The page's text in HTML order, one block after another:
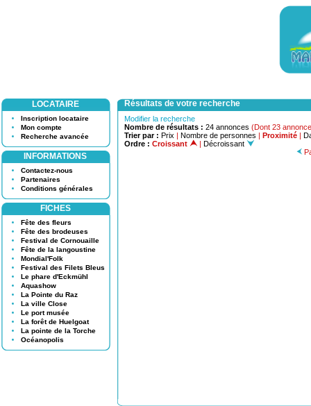
LOCATAIRE
Inscription locataire
Mon compte
Recherche avancée
INFORMATIONS
Contactez-nous
Partenaires
Conditions générales
FICHES
Fête des fleurs
Fête des brodeuses
Festival de Cornouaille
Fête de la langoustine
Mondial'Folk
Festival des Filets Bleus
Le phare d'Eckmühl
Aquashow
La Pointe du Raz
La ville Close
Le port musée
La forêt de Huelgoat
La pointe de la Torche
Océanopolis
Résultats de votre recherche
Modifier la recherche
Nombre de résultats : 24 annonces (Dont 23
Trier par : Prix | Nombre de personnes | Proximité |
Ordre : Croissant | Décroissant